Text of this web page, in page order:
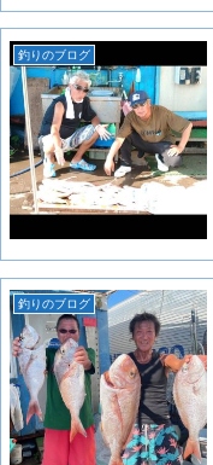
釣りのブログ
釣りのブログ